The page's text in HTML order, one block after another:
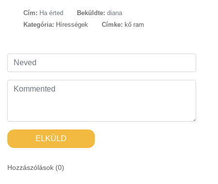
Cím: Ha érted Beküldte: diana
Kategória: Hírességek Címke: kő ram
ELKÜLD
Hozzászólások (0)